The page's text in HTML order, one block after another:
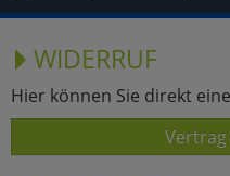
WIDERRUF
Hier können Sie direkt